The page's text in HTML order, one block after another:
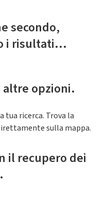
secondo,
i risultati...
altre opzioni.
ricerca. Trova la
sulla mappa.
il recupero dei